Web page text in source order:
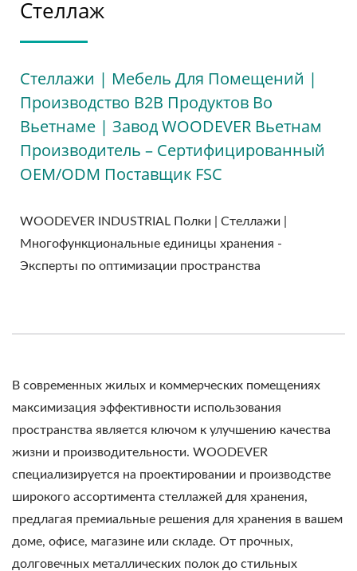
Стеллаж
Стеллажи | Мебель Для Помещений |
Производство B2B Продуктов Во
Вьетнаме | Завод WOODEVER Вьетнам
Производитель – Сертифицированный
OEM/ODM Поставщик FSC
WOODEVER INDUSTRIAL Полки | Стеллажи |
Многофункциональные единицы хранения -
Эксперты по оптимизации пространства
В современных жилых и коммерческих помещениях
максимизация эффективности использования
пространства является ключом к улучшению качества
жизни и производительности. WOODEVER
специализируется на проектировании и производстве
широкого ассортимента стеллажей для хранения,
предлагая премиальные решения для хранения в вашем
доме, офисе, магазине или складе. От прочных,
долговечных металлических полок до стильных